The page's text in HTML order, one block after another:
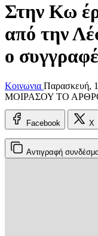
Στην Κω
από την
ο
Κοινωνια Παρασκευή,
ΜΟΙΡΑΣΟΥ ΤΟ
Facebook X
Αντιγραφή